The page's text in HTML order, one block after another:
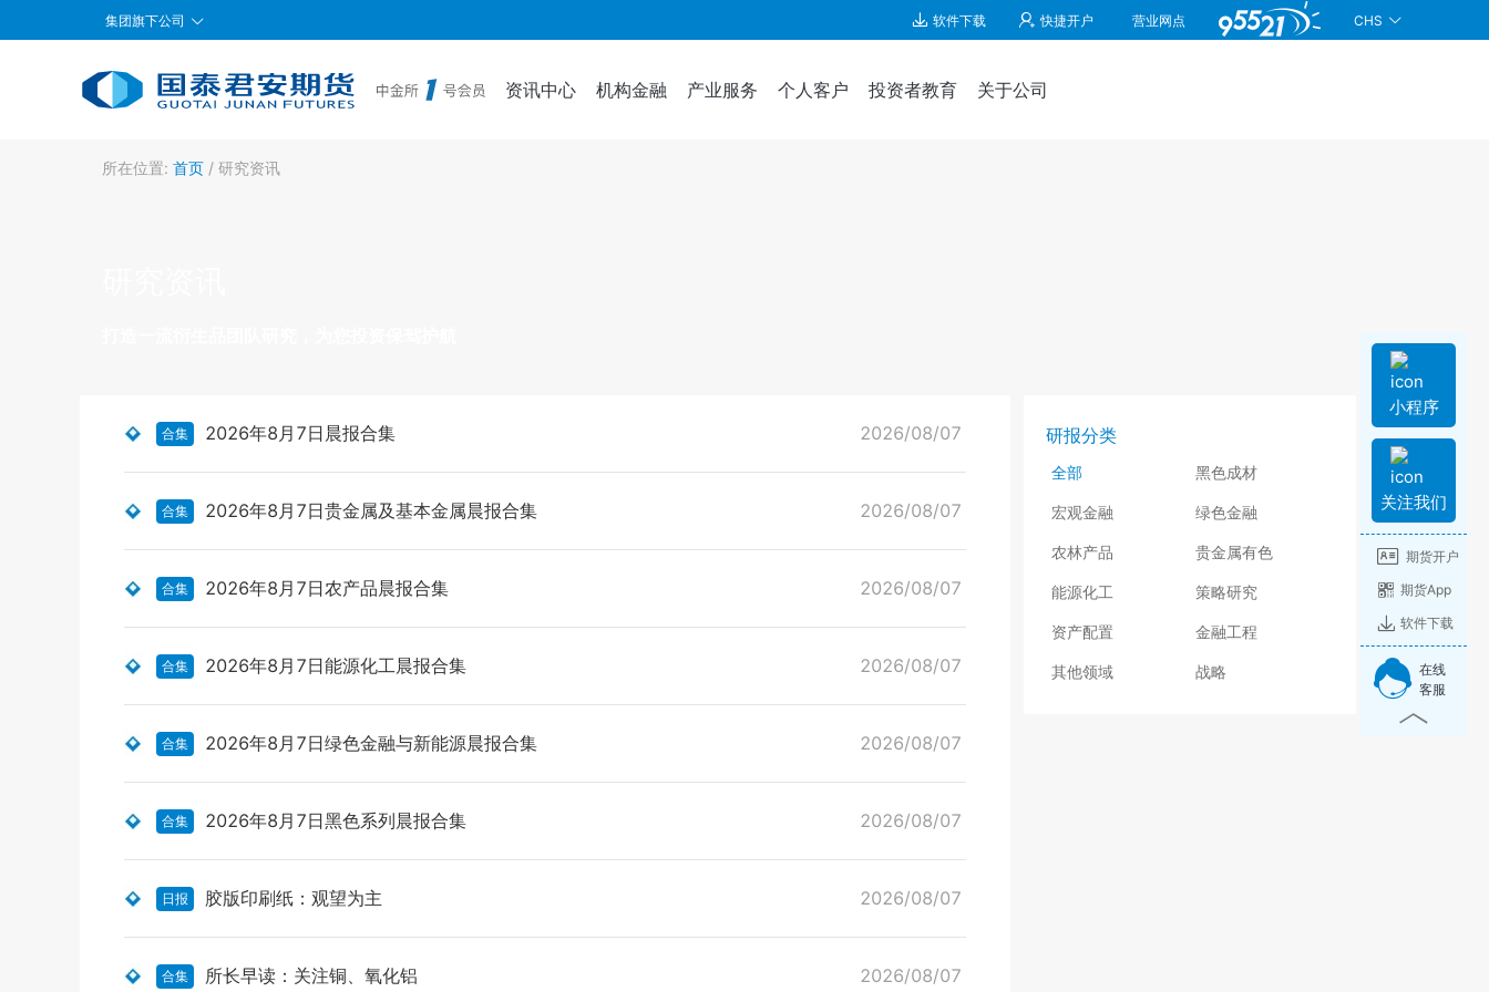
集团旗下公司 软件下载 快捷开户 营业网点 CHS
资讯中心 机构金融 产业服务 个人客户 投资者教育 关于公司
所在位置: 首页 / 研究资讯
合集 2026年8月7日晨报合集 2026/08/07
合集 2026年8月7日贵金属及基本金属晨报合集 2026/08/07
合集 2026年8月7日农产品晨报合集 2026/08/07
合集 2026年8月7日能源化工晨报合集 2026/08/07
合集 2026年8月7日绿色金融与新能源晨报合集 2026/08/07
合集 2026年8月7日黑色系列晨报合集 2026/08/07
日报 胶版印刷纸：观望为主 2026/08/07
合集 所长早读：关注铜、氧化铝 2026/08/07
研报分类
全部 黑色成材
宏观金融 绿色金融
农林产品 贵金属有色
能源化工 策略研究
资产配置 金融工程
其他领域 战略
小程序
关注我们
期货开户
期货App
软件下载
在线
客服